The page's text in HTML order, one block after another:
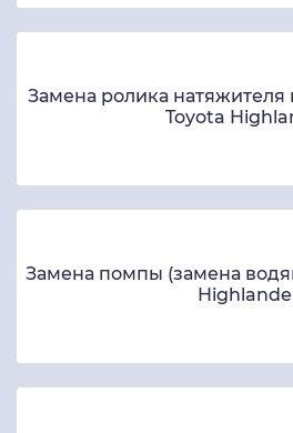
Замена ролика
Toyota
Замена помпы (замена